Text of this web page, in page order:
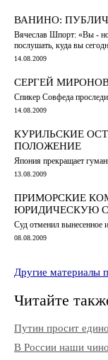
ВАНИНО:
Вячеслав Шпорт: «Вы -
послушать, куда вы
14.08.2009
СЕРГЕЙ
Спикер Совфеда
14.08.2009
КУРИЛЬСКИЕ
ПОЛОЖЕНИЕ
Япония прекращает
13.08.2009
ПРИМОРСКИЕ
ЮРИДИЧЕСКУЮ
Суд отменил вынесенное
08.08.2009
Другие материалы
Читайте
Путин просит
В России наши